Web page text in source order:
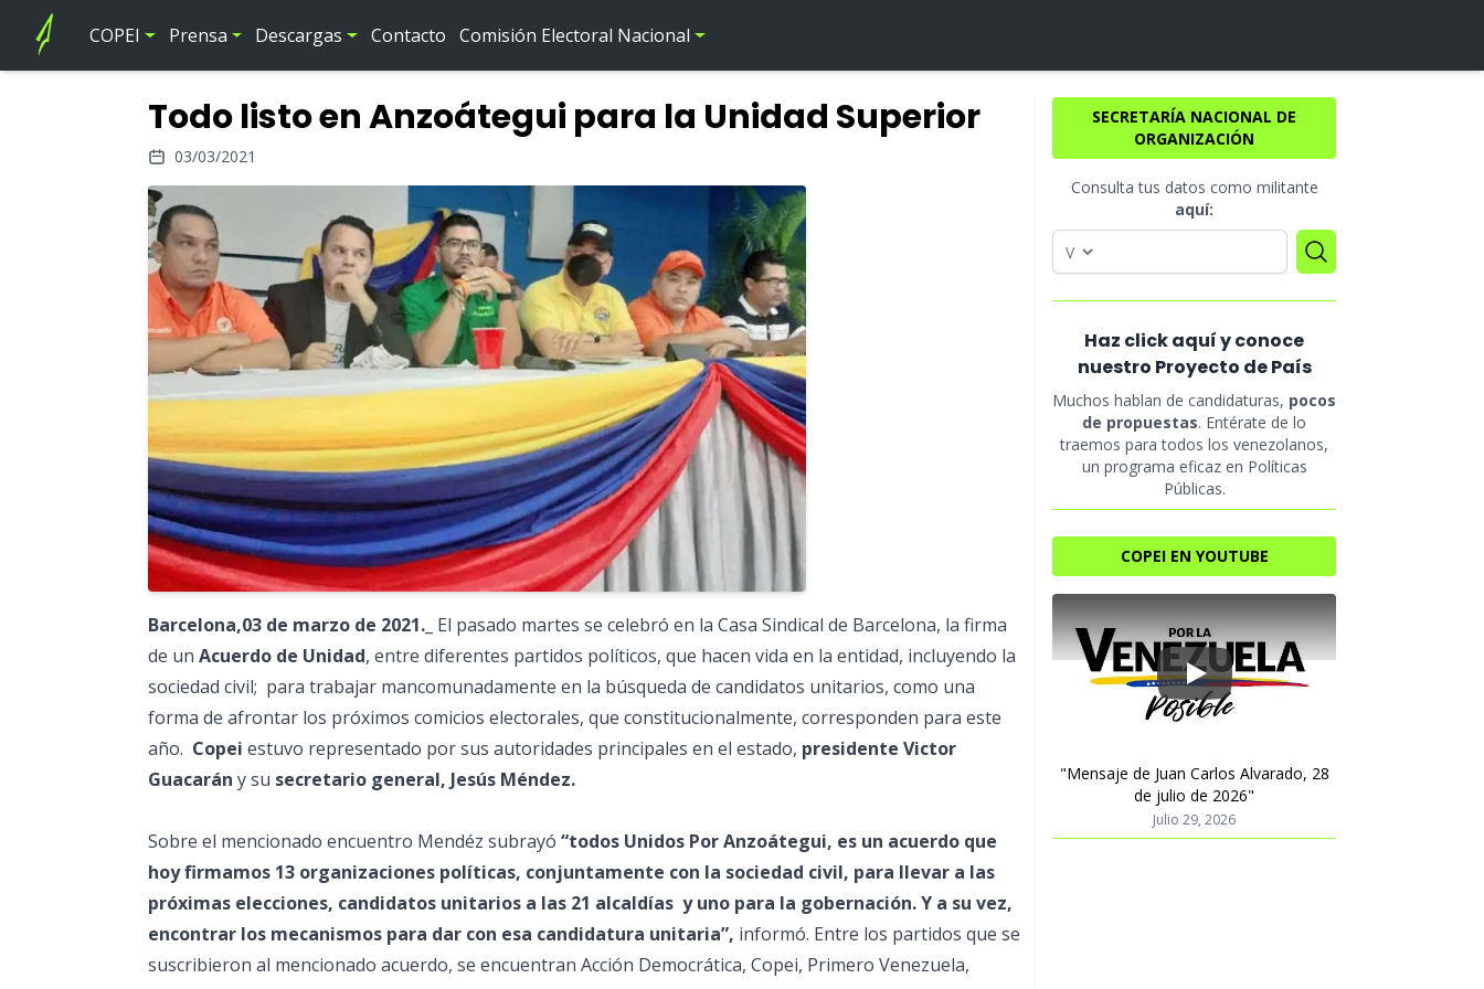
COPEI Prensa Descargas Contacto Comisión Electoral Nacional
Todo listo en Anzoátegui para la Unidad Superior
03/03/2021
Barcelona,03 de marzo de 2021._ El pasado martes se celebró en la Casa Sindical de Barcelona, la firma
de un Acuerdo de Unidad, entre diferentes partidos políticos, que hacen vida en la entidad, incluyendo la
sociedad civil; para trabajar mancomunadamente en la búsqueda de candidatos unitarios, como una
forma de afrontar los próximos comicios electorales, que constitucionalmente, corresponden para este
año. Copei estuvo representado por sus autoridades principales en el estado, presidente Victor
Guacarán y su secretario general, Jesús Méndez.
Sobre el mencionado encuentro Mendéz subrayó “todos Unidos Por Anzoátegui, es un acuerdo que
hoy firmamos 13 organizaciones políticas, conjuntamente con la sociedad civil, para llevar a las
próximas elecciones, candidatos unitarios a las 21 alcaldías y uno para la gobernación. Y a su vez,
encontrar los mecanismos para dar con esa candidatura unitaria”, informó. Entre los partidos que se
suscribieron al mencionado acuerdo, se encuentran Acción Democrática, Copei, Primero Venezuela,
SECRETARÍA NACIONAL DE
ORGANIZACIÓN
Consulta tus datos como militante
aquí:
Haz click aquí y conoce
nuestro Proyecto de País
Muchos hablan de candidaturas, pocos
de propuestas. Entérate de lo
traemos para todos los venezolanos,
un programa eficaz en Políticas
Públicas.
COPEI EN YOUTUBE
Play
"Mensaje de Juan Carlos Alvarado, 28
de julio de 2026"
Julio 29, 2026